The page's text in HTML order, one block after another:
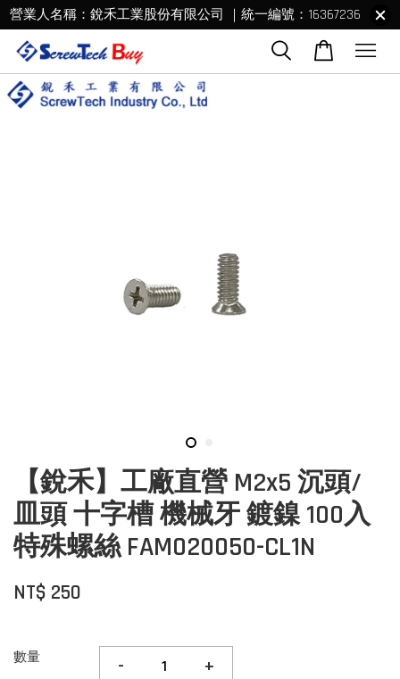
營業人名稱：銳禾工業股份有限公司 ｜統一編號：16367236
【銳禾】工廠直營 M2x5 沉頭/
皿頭 十字槽 機械牙 鍍鎳 100入
特殊螺絲 FAM020050-CL1N
NT$ 250
數量 - +